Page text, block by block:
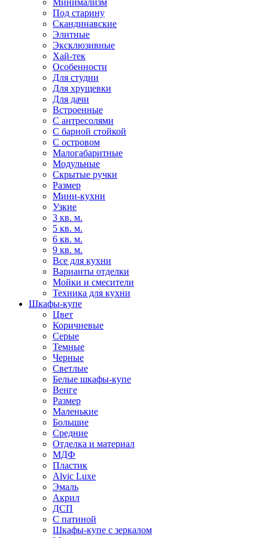
Минимализм
Под старину
Скандинавские
Элитные
Эксклюзивные
Хай-тек
Особенности
Для студии
Для хрущевки
Для дачи
Встроенные
С антресолями
С барной стойкой
С островом
Малогабаритные
Модульные
Скрытые ручки
Размер
Мини-кухни
Узкие
3 кв. м.
5 кв. м.
6 кв. м.
9 кв. м.
Все для кухни
Варианты отделки
Мойки и смесители
Техника для кухни
Шкафы-купе
Цвет
Коричневые
Серые
Темные
Черные
Светлые
Белые шкафы-купе
Венге
Размер
Маленькие
Большие
Средние
Отделка и материал
МДФ
Пластик
Alvic Luxe
Эмаль
Акрил
ДСП
С патиной
Шкафы-купе с зеркалом